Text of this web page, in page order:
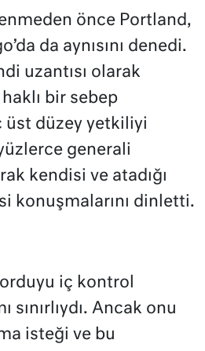
önce Portland,
da aynısını denedi.
uzantısı olarak
bir sebep
üst düzey yetkiliyi
generali
kendisi ve atadığı
konuşmalarını dinletti.
orduyu iç kontrol
sınırlıydı. Ancak onu
isteği ve bu